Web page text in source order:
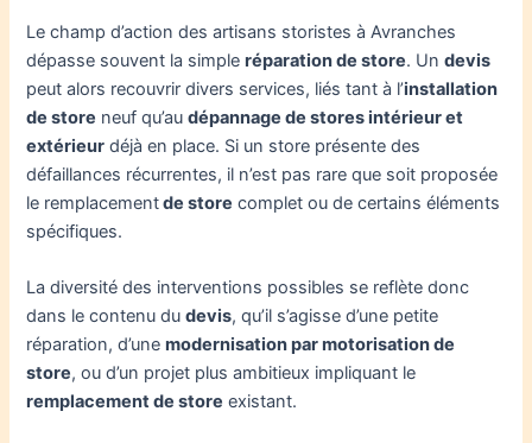
Le champ d’action des artisans storistes à Avranches
dépasse souvent la simpleréparation de store. Undevis
peut alors recouvrir divers services, liés tant à l’installation
de store neuf qu’audépannage de stores intérieur et
extérieur déjà en place. Si un store présente des
défaillances récurrentes, il n’est pas rare que soit proposée
le remplacementde store complet ou de certains éléments
spécifiques.
La diversité des interventions possibles se reflète donc
dans le contenu dudevis, qu’il s’agisse d’une petite
réparation, d’unemodernisation par motorisation de
store, ou d’un projet plus ambitieux impliquant le
remplacement de store existant.